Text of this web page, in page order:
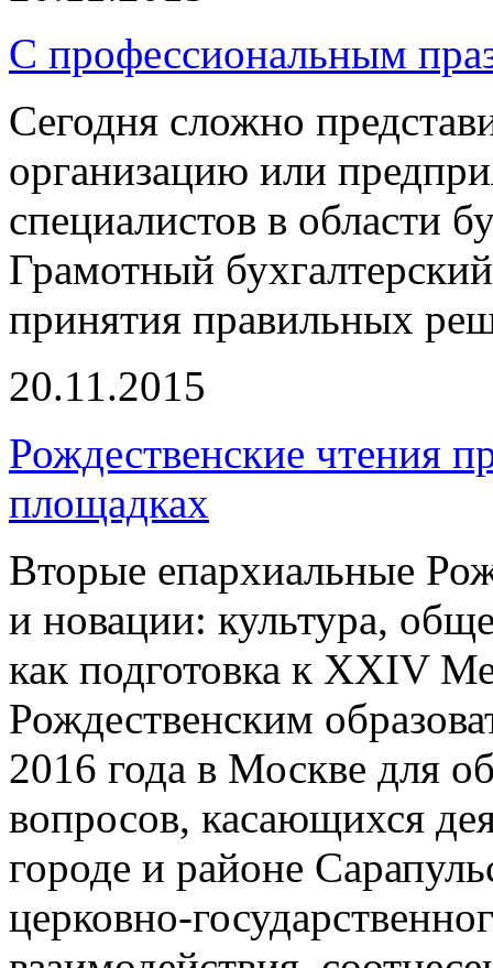
С профессиональным
Сегодня сложно
организацию или
специалистов в области
Грамотный
принятия правильных
20.11.2015
Рождественские чтения
площадках
Вторые епархиальные
и новации: культура,
как подготовка к XXIV
Рождественским
2016 года в Москве для
вопросов, касающихся
городе и районе
церковно-